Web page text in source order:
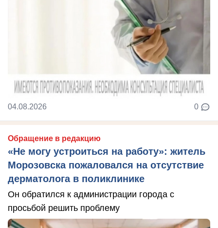
04.08.2026 0
Обращение в редакцию
«Не могу устроиться на работу»: житель
Морозовска пожаловался на отсутствие
дерматолога в поликлинике
Он обратился к администрации города с
просьбой решить проблему